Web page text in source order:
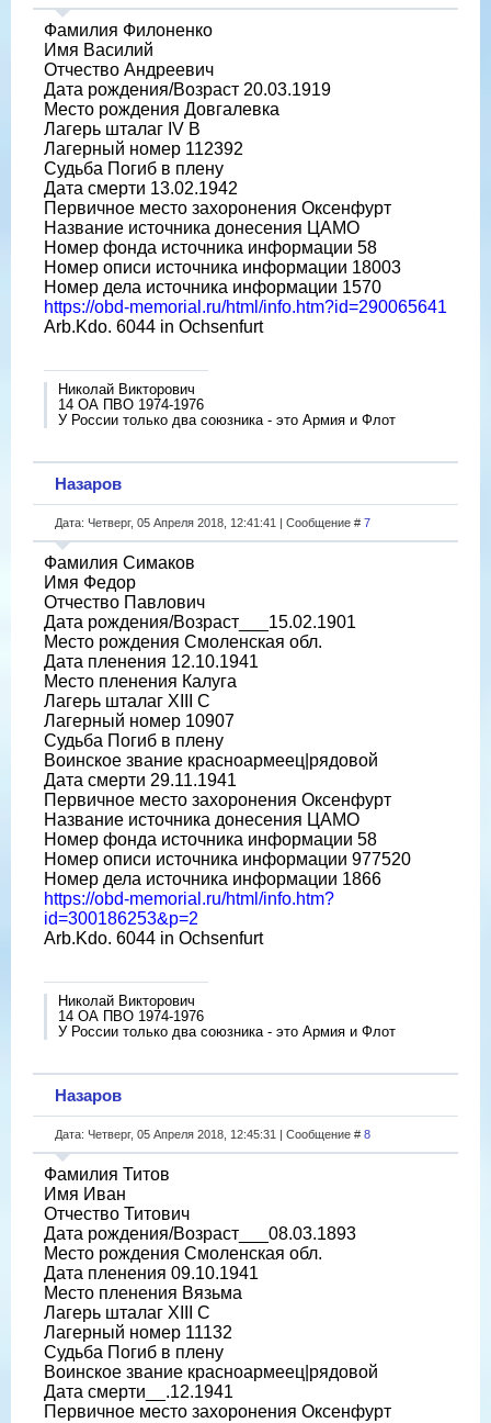
Фамилия Филоненко
Имя Василий
Отчество Андреевич
Дата рождения/Возраст 20.03.1919
Место рождения Довгалевка
Лагерь шталаг IV B
Лагерный номер 112392
Судьба Погиб в плену
Дата смерти 13.02.1942
Первичное место захоронения Оксенфурт
Название источника донесения ЦАМО
Номер фонда источника информации 58
Номер описи источника информации 18003
Номер дела источника информации 1570
https://obd-memorial.ru/html/info.htm?id=290065641
Arb.Kdo. 6044 in Ochsenfurt
Николай Викторович
14 ОА ПВО 1974-1976
У России только два союзника - это Армия и Флот
Назаров
Дата: Четверг, 05 Апреля 2018, 12:41:41 | Сообщение # 7
Фамилия Симаков
Имя Федор
Отчество Павлович
Дата рождения/Возраст___15.02.1901
Место рождения Смоленская обл.
Дата пленения 12.10.1941
Место пленения Калуга
Лагерь шталаг XIII C
Лагерный номер 10907
Судьба Погиб в плену
Воинское звание красноармеец|рядовой
Дата смерти 29.11.1941
Первичное место захоронения Оксенфурт
Название источника донесения ЦАМО
Номер фонда источника информации 58
Номер описи источника информации 977520
Номер дела источника информации 1866
https://obd-memorial.ru/html/info.htm?
id=300186253&p=2
Arb.Kdo. 6044 in Ochsenfurt
Николай Викторович
14 ОА ПВО 1974-1976
У России только два союзника - это Армия и Флот
Назаров
Дата: Четверг, 05 Апреля 2018, 12:45:31 | Сообщение # 8
Фамилия Титов
Имя Иван
Отчество Титович
Дата рождения/Возраст___08.03.1893
Место рождения Смоленская обл.
Дата пленения 09.10.1941
Место пленения Вязьма
Лагерь шталаг XIII C
Лагерный номер 11132
Судьба Погиб в плену
Воинское звание красноармеец|рядовой
Дата смерти__.12.1941
Первичное место захоронения Оксенфурт